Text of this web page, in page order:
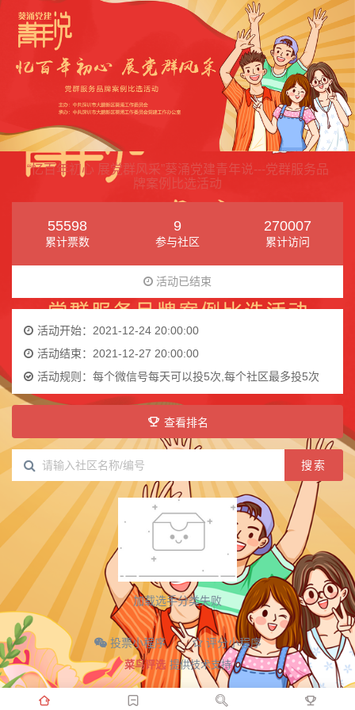
“忆百年初心 展党群风采”葵涌党建青年说---党群服务品
牌案例比选活动
55598
累计票数
9
参与社区
270007
累计访问
活动已结束
活动开始：2021-12-24 20:00:00
活动结束：2021-12-27 20:00:00
活动规则： 每个微信号每天可以投5次,每个社区最多投5次
查看排名
搜索
加载选手分类失败
投票小程序 评分小程序
菜鸟评选 提供技术支持